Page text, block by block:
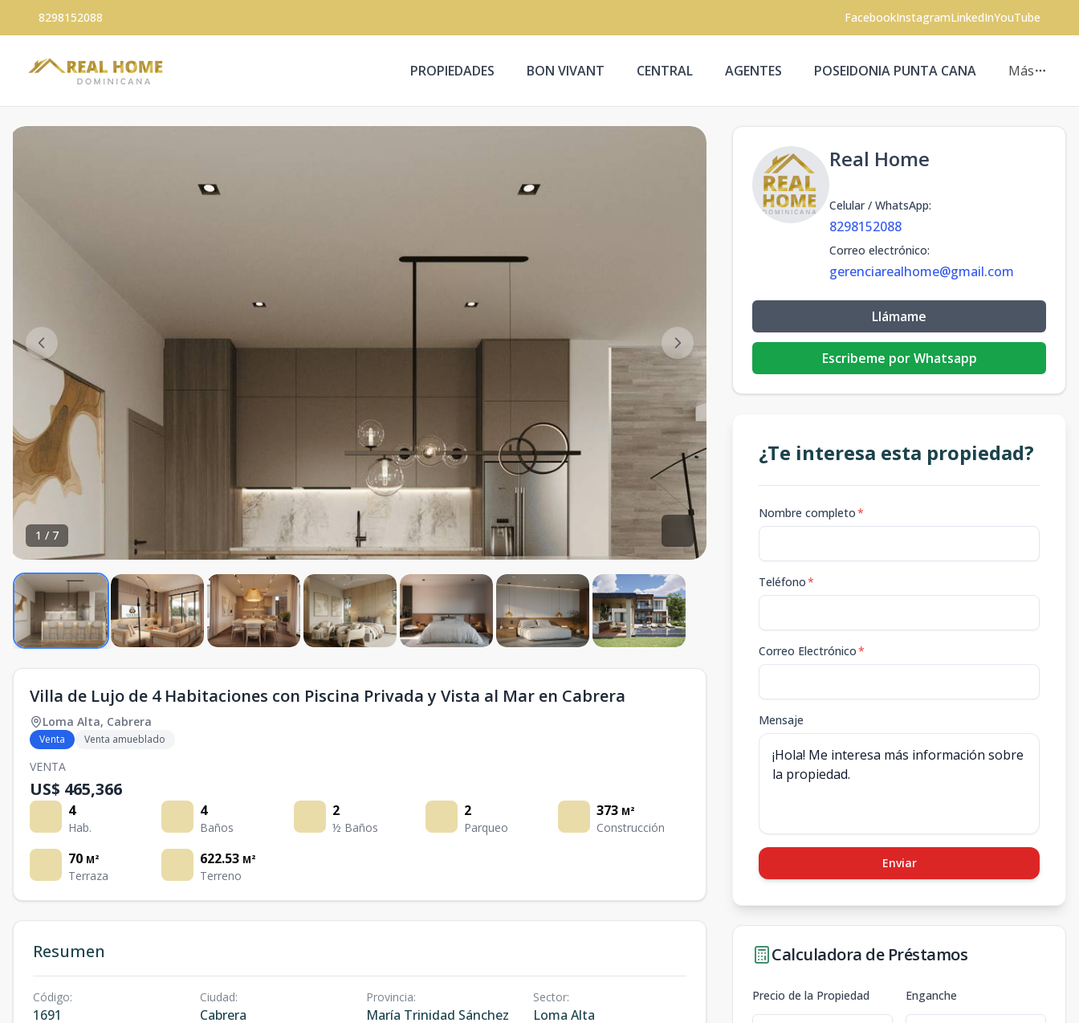
8298152088 FacebookInstagramLinkedInYouTube
PROPIEDADES BON VIVANT CENTRAL AGENTES POSEIDONIA PUNTA CANA Más
1 / 7
Villa de Lujo de 4 Habitaciones con Piscina Privada y Vista al Mar en Cabrera
Loma Alta, Cabrera
Venta Venta amueblado
VENTA
US$ 465,366
4
Hab.
4
Baños
2
½ Baños
2
Parqueo
373 M²
Construcción
70 M²
Terraza
622.53 M²
Terreno
Resumen
Código:
1691
Ciudad:
Cabrera
Provincia:
María Trinidad Sánchez
Sector:
Loma Alta
Real Home
Celular / WhatsApp:
8298152088
Correo electrónico:
gerenciarealhome@gmail.com
Llámame
Escribeme por Whatsapp
¿Te interesa esta propiedad?
Nombre completo*
Teléfono*
Correo Electrónico*
Mensaje
Enviar
Calculadora de Préstamos
Precio de la Propiedad Enganche